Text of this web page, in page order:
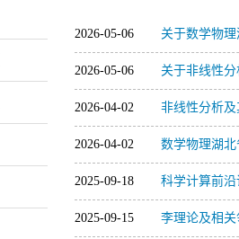
2026-05-06 关于数学物
2026-05-06 关于非线性
2026-04-02 非线性分析
2026-04-02 数学物理湖
2025-09-18 科学计算前沿
2025-09-15 李理论及相